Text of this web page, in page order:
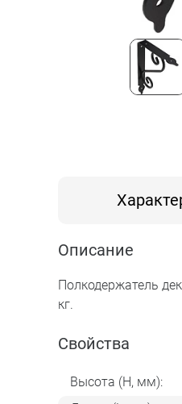
Описание
Полкодержатель
кг.
Свойства
Высота (H, мм):